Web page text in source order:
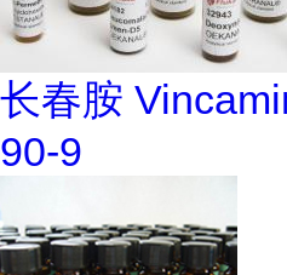
长春胺
90-9